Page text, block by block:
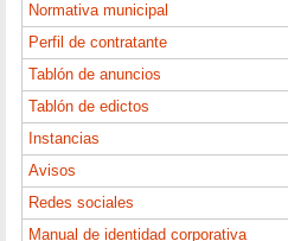
Normativa municipal
Perfil de contratante
Tablón de anuncios
Tablón de edictos
Instancias
Avisos
Redes sociales
Manual de identidad corporativa